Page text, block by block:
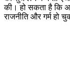
की। हो सकता है कि
राजनीति और गर्म हो